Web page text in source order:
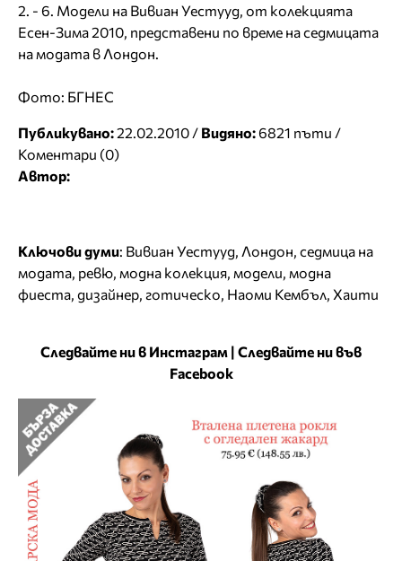
2. - 6. Модели на Вивиан Уестууд, от колекцията
Есен-Зима 2010, представени по време на седмицата
на модата в Лондон.
Фото: БГНЕС
Публикувано:22.02.2010 / Видяно:6821 пъти /
Коментари (0)
Автор:
Ключови думи: Вивиан Уестууд Лондон седмица на
модата ревю модна колекция модели модна
фиеста дизайнер готическо Наоми Кембъл Хаити
Следвайте ни в Инстаграм | Следвайте ни във
Facebook